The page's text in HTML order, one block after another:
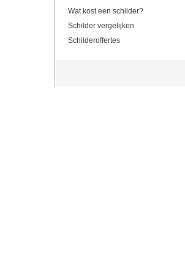
Wat kost een schilder?
Schilder vergelijken
Schilderoffertes